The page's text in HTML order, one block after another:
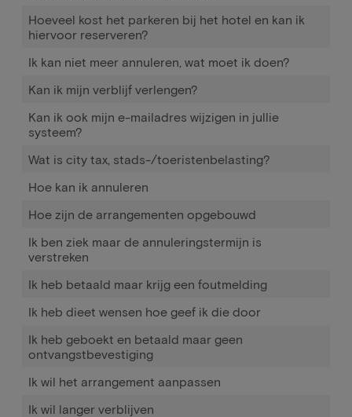
Hoeveel kost het parkeren bij het hotel en kan ik
hiervoor reserveren?
Ik kan niet meer annuleren, wat moet ik doen?
Kan ik mijn verblijf verlengen?
Kan ik ook mijn e-mailadres wijzigen in jullie
systeem?
Wat is city tax, stads-/toeristenbelasting?
Hoe kan ik annuleren
Hoe zijn de arrangementen opgebouwd
Ik ben ziek maar de annuleringstermijn is
verstreken
Ik heb betaald maar krijg een foutmelding
Ik heb dieet wensen hoe geef ik die door
Ik heb geboekt en betaald maar geen
ontvangstbevestiging
Ik wil het arrangement aanpassen
Ik wil langer verblijven